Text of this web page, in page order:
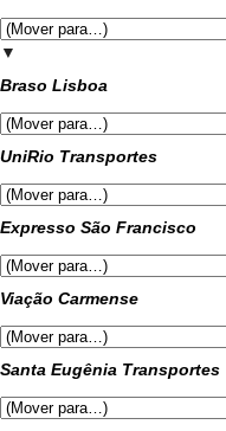
▼
Braso Lisboa
UniRio Transportes
Expresso São Francisco
Viação Carmense
Santa Eugênia Transportes